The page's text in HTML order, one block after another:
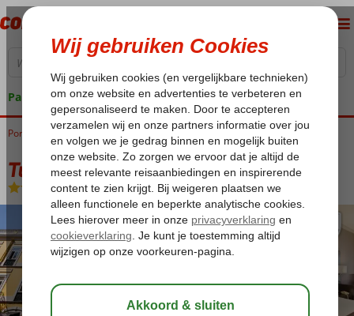
Pakketgarantie
Home
Portugal Lissabon Turim Restauradores
Turim Restauradores
Logies en ontbijt-Hotel